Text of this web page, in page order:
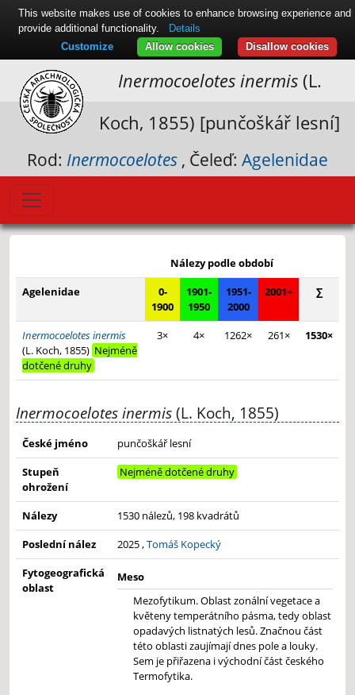
Inermocoelotes inermis(L.
Koch, 1855) [punčoškář lesní]
Rod: Inermocoelotes , Čeleď: Agelenidae
−
Leaflet|© Seznam.cz a.s. a další
Nálezy podle období
Agelenidae
0-
1900
1901-
1950
1951-
2000
2001+ ∑
Inermocoelotes inermis
(L. Koch, 1855) Nejméně
dotčené druhy
3× 4× 1262× 261× 1530×
Inermocoelotes inermis(L. Koch, 1855)
České jméno
punčoškář lesní
Stupeň
ohrožení
Nejméně dotčené druhy
Nálezy
1530 nálezů, 198 kvadrátů
Poslední nález
2025 ,Tomáš Kopecký
Fytogeografická
oblast
Meso
Mezofytikum. Oblast zonální vegetace a
květeny temperátního pásma, tedy oblast
opadavých listnatých lesů. Značnou část
této oblasti zaujímají dnes pole a louky.
Sem je přiřazena i východní část českého
Termofytika.
This website makes use of cookies to enhance browsing experience and
provide additional functionality.
Details
Disallow cookies
Allow cookies
Customize